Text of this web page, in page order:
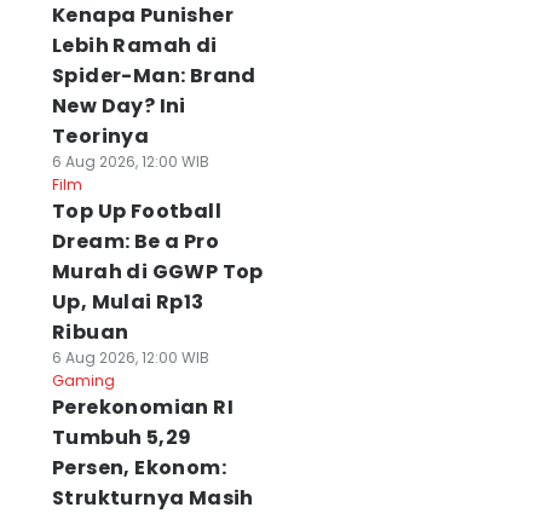
Kenapa Punisher
Lebih Ramah di
Spider-Man: Brand
New Day? Ini
Teorinya
6 Aug 2026, 12:00 WIB
Film
Top Up Football
Dream: Be a Pro
Murah di GGWP Top
Up, Mulai Rp13
Ribuan
6 Aug 2026, 12:00 WIB
Gaming
Perekonomian RI
Tumbuh 5,29
Persen, Ekonom:
Strukturnya Masih